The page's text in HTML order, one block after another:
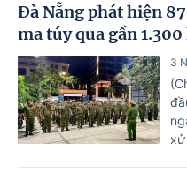
Đà Nẵng phát hiện
ma túy qua gần
3
xử